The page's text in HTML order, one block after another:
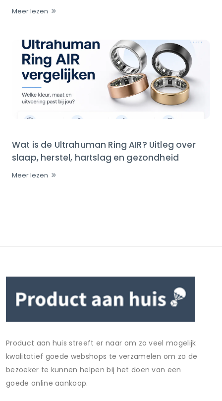
Meer lezen
Wat is de Ultrahuman Ring AIR? Uitleg over
slaap, herstel, hartslag en gezondheid
Meer lezen
Product aan huis streeft er naar om zo veel mogelijk
kwalitatief goede webshops te verzamelen om zo de
bezoeker te kunnen helpen bij het doen van een
goede online aankoop.